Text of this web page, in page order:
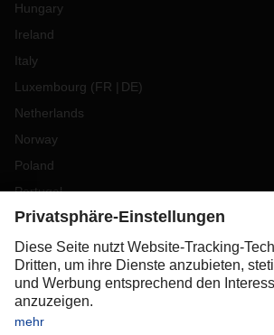
Hungary
Ireland
Italy
Luxembourg (FR DE)
Netherlands
Norway
Poland
Portugal
Romania
Slovakia
Spain
Sweden
Switzerland